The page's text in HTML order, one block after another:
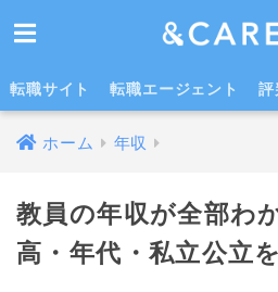
教員の年収は高い？低い？これから上が
転職サイト 転職エージェント 評
ホーム 年収
教員の年収が全部わ
高・年代・私立公立